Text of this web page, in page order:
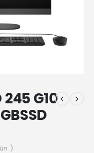
G10
)